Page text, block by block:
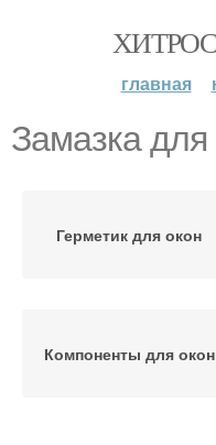
главная
Замазка для
Герметик для окон
Компоненты для окон